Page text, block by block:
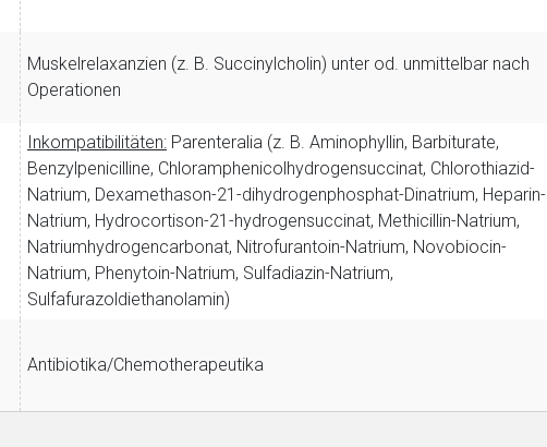
Muskelrelaxanzien (z. B. Succinylcholin) unter od. unmittelbar nach
Operationen
Inkompatibilitäten: Parenteralia (z. B. Aminophyllin, Barbiturate,
Benzylpenicilline, Chloramphenicolhydrogensuccinat, Chlorothiazid-
Natrium, Dexamethason-21-dihydrogenphosphat-Dinatrium, Heparin-
Natrium, Hydrocortison-21-hydrogensuccinat, Methicillin-Natrium,
Natriumhydrogencarbonat, Nitrofurantoin-Natrium, Novobiocin-
Natrium, Phenytoin-Natrium, Sulfadiazin-Natrium,
Sulfafurazoldiethanolamin)
Antibiotika/Chemotherapeutika